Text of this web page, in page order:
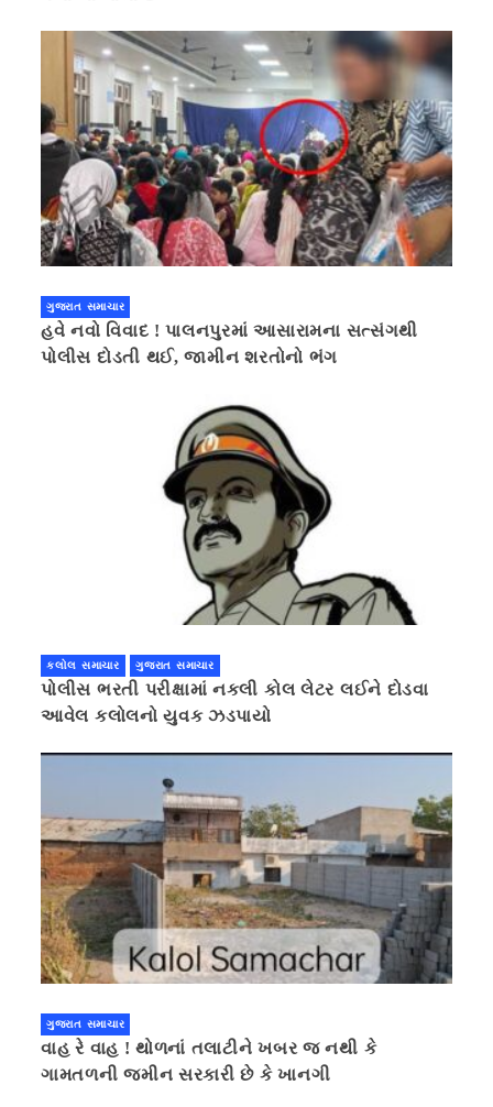
ગુજરાત સમાચાર
હવે નવો વિવાદ ! પાલનપુરમાં આસારામના સત્સંગથી
પોલીસ દોડતી થઈ, જામીન શરતોનો ભંગ
કલોલ સમાચાર ગુજરાત સમાચાર
પોલીસ ભરતી પરીક્ષામાં નકલી કોલ લેટર લઈને દોડવા
આવેલ કલોલનો યુવક ઝડપાયો
ગુજરાત સમાચાર
વાહ રે વાહ ! થોળનાં તલાટીને ખબર જ નથી કે
ગામતળની જમીન સરકારી છે કે ખાનગી